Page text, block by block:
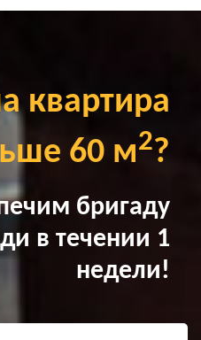
квартира
60 м2?
бригаду
в течении 1
недели!